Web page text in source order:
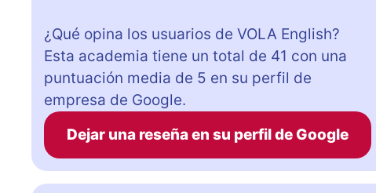
¿Qué opina los usuarios de VOLA English?
Esta academia tiene un total de 41 con una
puntuación media de 5 en su perfil de
empresa de Google.
Dejar una reseña en su perfil de Google